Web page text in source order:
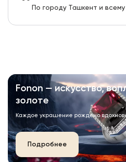
По городу Ташкент и всему
Fonon — искусство,
золоте
Каждое украшение рождено
Подробнее